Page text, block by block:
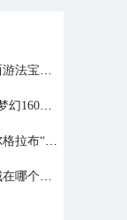
梦幻西游法宝升级怎样划算（梦幻西游法宝升级经验表最新）
梦幻西游暗器点到160估价加多少（梦幻160专用武器极限）
魔兽世界怀旧服无职业限制单开祖尔格拉布“（骨法什么套装好看）
暴风城如何去外域（魔兽世界暴风城在哪个地图）